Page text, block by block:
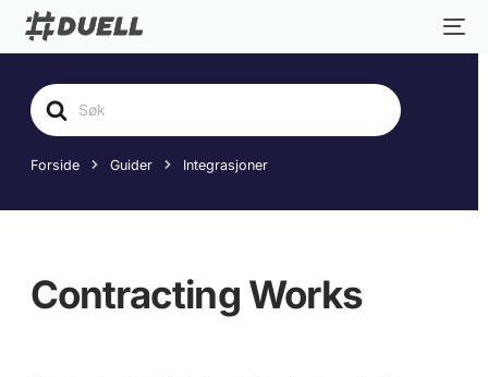
Søk
etter
Forside Guider Integrasjoner
Contracting Works